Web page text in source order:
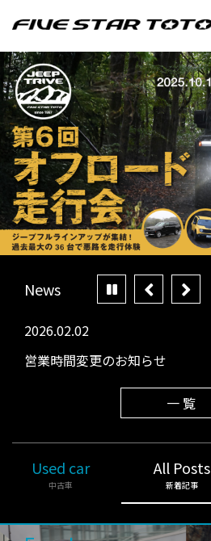
News
2026.02.02
営業時間変更のお知らせ
一 覧
Used car
中古車
All Posts
新着記事